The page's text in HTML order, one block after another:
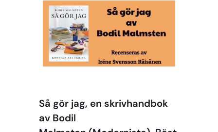
Så gör jag, en skrivhandbok
av Bodil